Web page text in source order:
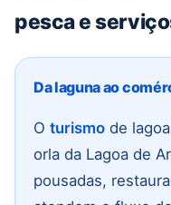
pesca e
Da laguna ao
O turismo de
orla da Lagoa de
pousadas,